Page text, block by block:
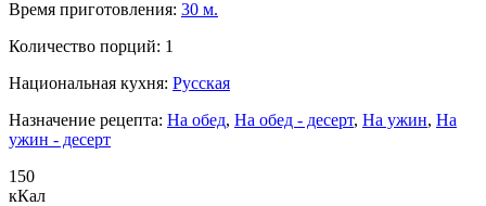
Время приготовления: 30 м.
Количество порций: 1
Национальная кухня: Русская
Назначение рецепта: На обед, На обед - десерт, На ужин, На
ужин - десерт
150
кКал